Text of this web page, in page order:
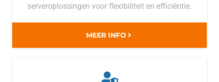
serveroplossingen voor flexibiliteit en efficiëntie.
MEER INFO